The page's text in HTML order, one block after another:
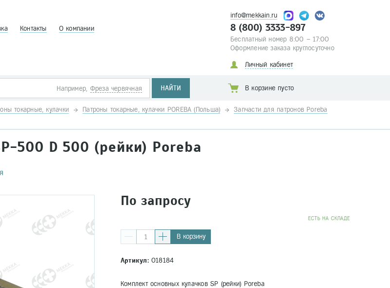
Контакты О компании
info@mekkain.ru
8 (800) 3333-897
Бесплатный номер 8:00 – 17:00
Оформление заказа круглосуточно
Личный кабинет
Например, Фреза червячная НАЙТИ В корзине пусто
токарные, кулачки Патроны токарные, кулачки POREBA (Польша)
Запчасти для патронов Poreba
500 D 500 (рейки) Poreba
По запросу
EСТЬ НА СКЛАДЕ
В корзину
Артикул:018184
Комплект основных кулачков SP (рейки) Poreba